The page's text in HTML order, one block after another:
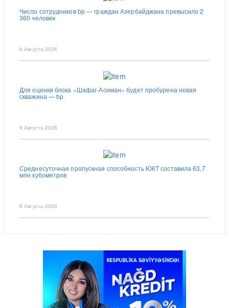
Число сотрудников bp — граждан Азербайджана превысило 2
360 человек
6 Августа 2026
Для оценки блока «Шафаг-Асиман» будет пробурена новая
скважина — bp
6 Августа 2026
Среднесуточная пропускная способность ЮКТ составила 63,7
млн кубометров
6 Августа 2026